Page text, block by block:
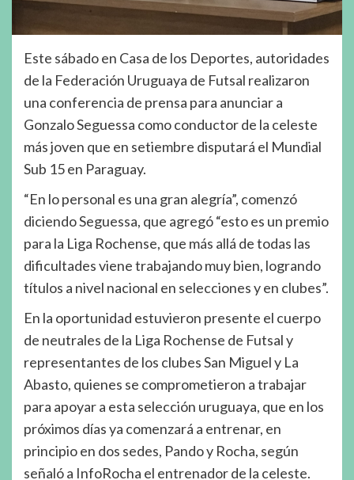
Este sábado en Casa de los Deportes, autoridades
de la Federación Uruguaya de Futsal realizaron
una conferencia de prensa para anunciar a
Gonzalo Seguessa como conductor de la celeste
más joven que en setiembre disputará el Mundial
Sub 15 en Paraguay.
“En lo personal es una gran alegría”, comenzó
diciendo Seguessa, que agregó “esto es un premio
para la Liga Rochense, que más allá de todas las
dificultades viene trabajando muy bien, logrando
títulos a nivel nacional en selecciones y en clubes”.
En la oportunidad estuvieron presente el cuerpo
de neutrales de la Liga Rochense de Futsal y
representantes de los clubes San Miguel y La
Abasto, quienes se comprometieron a trabajar
para apoyar a esta selección uruguaya, que en los
próximos días ya comenzará a entrenar, en
principio en dos sedes, Pando y Rocha, según
señaló a InfoRocha el entrenador de la celeste.